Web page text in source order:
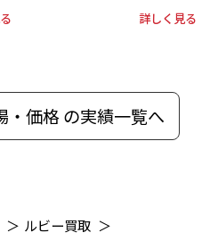
詳しく見る
・価格 の実績一覧へ
＞ ルビー買取 ＞